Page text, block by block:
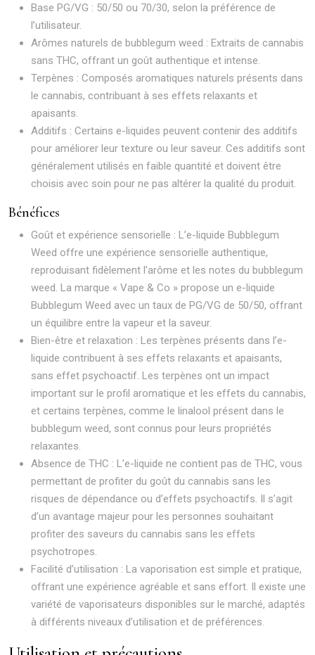
Base PG/VG : 50/50 ou 70/30, selon la préférence de
l’utilisateur.
Arômes naturels de bubblegum weed : Extraits de cannabis
sans THC, offrant un goût authentique et intense.
Terpènes : Composés aromatiques naturels présents dans
le cannabis, contribuant à ses effets relaxants et
apaisants.
Additifs : Certains e-liquides peuvent contenir des additifs
pour améliorer leur texture ou leur saveur. Ces additifs sont
généralement utilisés en faible quantité et doivent être
choisis avec soin pour ne pas altérer la qualité du produit.
Bénéfices
Goût et expérience sensorielle : L’e-liquide Bubblegum
Weed offre une expérience sensorielle authentique,
reproduisant fidèlement l’arôme et les notes du bubblegum
weed. La marque « Vape & Co » propose un e-liquide
Bubblegum Weed avec un taux de PG/VG de 50/50, offrant
un équilibre entre la vapeur et la saveur.
Bien-être et relaxation : Les terpènes présents dans l’e-
liquide contribuent à ses effets relaxants et apaisants,
sans effet psychoactif. Les terpènes ont un impact
important sur le profil aromatique et les effets du cannabis,
et certains terpènes, comme le linalool présent dans le
bubblegum weed, sont connus pour leurs propriétés
relaxantes.
Absence de THC : L’e-liquide ne contient pas de THC, vous
permettant de profiter du goût du cannabis sans les
risques de dépendance ou d’effets psychoactifs. Il s’agit
d’un avantage majeur pour les personnes souhaitant
profiter des saveurs du cannabis sans les effets
psychotropes.
Facilité d’utilisation : La vaporisation est simple et pratique,
offrant une expérience agréable et sans effort. Il existe une
variété de vaporisateurs disponibles sur le marché, adaptés
à différents niveaux d’utilisation et de préférences.